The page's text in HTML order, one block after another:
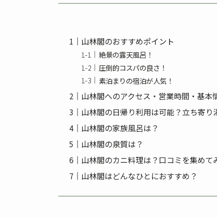
山林閣のおすすめポイント
絶景の露天風呂！
圧倒的コスパの良さ！
素泊まりの宿泊が人気！
山林閣へのアクセス・営業時間・基本
山林閣の日帰り利用は可能？立ち寄り
山林閣の家族風呂は？
山林閣の泉質は？
山林閣のカニ料理は？口コミを集めて
山林閣はどんなひとにおすすめ？